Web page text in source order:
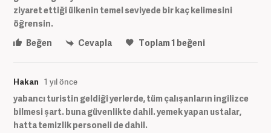
ziyaret ettiği ülkenin temel seviyede bir kaç kelimesini
öğrensin.
Beğen
Cevapla Toplam1 beğeni
Hakan 1 yıl önce
yabancı turistin geldiği yerlerde, tüm çalışanların ingilizce
bilmesi şart. buna güvenlikte dahil. yemek yapan ustalar,
hatta temizlik personeli de dahil.